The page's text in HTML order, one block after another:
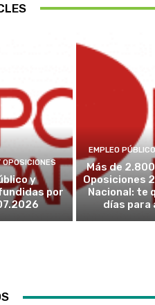
OPOSICIONES
y
por
EMPLEO
Más de
Oposiciones
Nacional: te
días